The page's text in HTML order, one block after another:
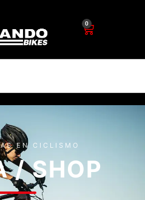
0
EN CICLISMO
/ SHOP